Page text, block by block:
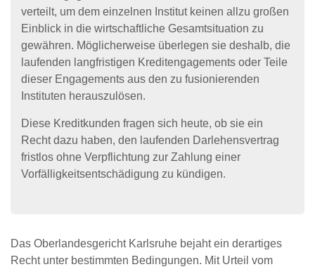
verteilt, um dem einzelnen Institut keinen allzu großen
Einblick in die wirtschaftliche Gesamtsituation zu
gewähren. Möglicherweise überlegen sie deshalb, die
laufenden langfristigen Kreditengagements oder Teile
dieser Engagements aus den zu fusionierenden
Instituten herauszulösen.
Diese Kreditkunden fragen sich heute, ob sie ein
Recht dazu haben, den laufenden Darlehensvertrag
fristlos ohne Verpflichtung zur Zahlung einer
Vorfälligkeitsentschädigung zu kündigen.
Das Oberlandesgericht Karlsruhe bejaht ein derartiges
Recht unter bestimmten Bedingungen. Mit Urteil vom